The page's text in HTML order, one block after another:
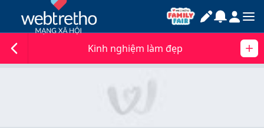
Kinh nghiệm làm đẹp